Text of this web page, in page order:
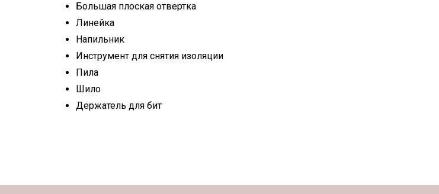
Большая плоская отвертка
Линейка
Напильник
Инструмент для снятия изоляции
Пила
Шило
Держатель для бит